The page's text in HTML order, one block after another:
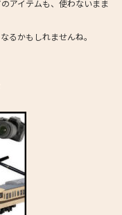
アイテムも、使わないまま
るかもしれませんね。